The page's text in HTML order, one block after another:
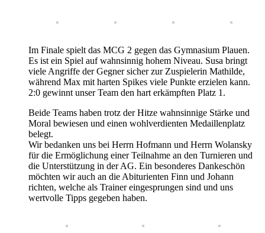
Im Finale spielt das MCG 2 gegen das Gymnasium Plauen.
Es ist ein Spiel auf wahnsinnig hohem Niveau. Susa bringt
viele Angriffe der Gegner sicher zur Zuspielerin Mathilde,
während Max mit harten Spikes viele Punkte erzielen kann.
2:0 gewinnt unser Team den hart erkämpften Platz 1.
Beide Teams haben trotz der Hitze wahnsinnige Stärke und
Moral bewiesen und einen wohlverdienten Medaillenplatz
belegt.
Wir bedanken uns bei Herrn Hofmann und Herrn Wolansky
für die Ermöglichung einer Teilnahme an den Turnieren und
die Unterstützung in der AG. Ein besonderes Dankeschön
möchten wir auch an die Abiturienten Finn und Johann
richten, welche als Trainer eingesprungen sind und uns
wertvolle Tipps gegeben haben.